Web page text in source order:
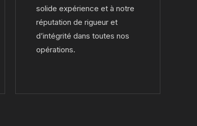
solide expérience et à notre
réputation de rigueur et
d’intégrité dans toutes nos
opérations.